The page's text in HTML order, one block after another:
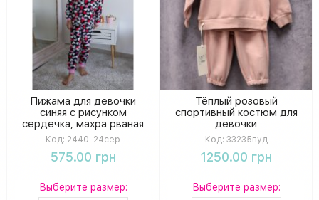
Пижама для девочки
синяя с рисунком
сердечка, махра рваная
Код: 2440-24сер
575.00 грн
Выберите размер:
Тёплый розовый
спортивный костюм для
девочки
Код: 33235пуд
1250.00 грн
Выберите размер: